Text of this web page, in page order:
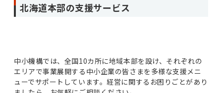
北海道本部の支援サービス
中小機構では、全国10カ所に地域本部を設け、それぞれの
エリアで事業展開する中小企業の皆さまを多様な支援メニ
ューでサポートしています。経営に関するお困りごとがあり